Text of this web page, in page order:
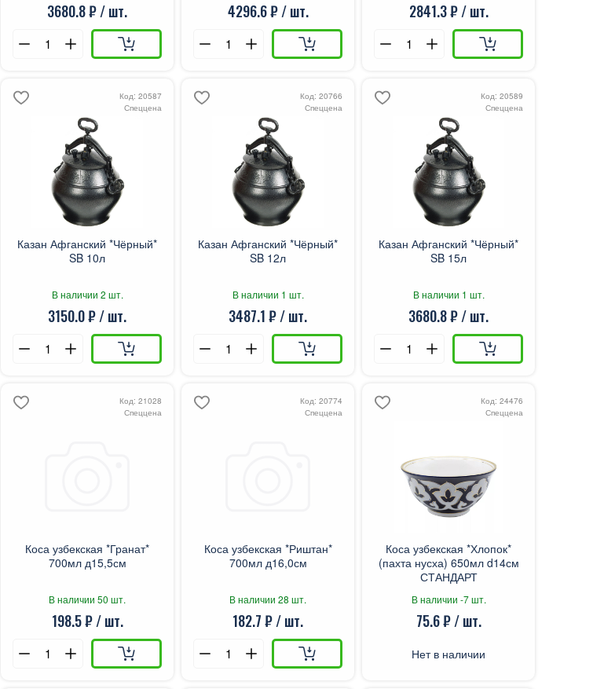
3680.8 ₽ / шт. 4296.6 ₽ / шт. 2841.3 ₽ / шт.
Код: 20587
Спеццена
Казан Афганский *Чёрный*
SB 10л
В наличии 2 шт.
3150.0 ₽ / шт.
Код: 20766
Спеццена
Казан Афганский *Чёрный*
SB 12л
В наличии 1 шт.
3487.1 ₽ / шт.
Код: 20589
Спеццена
Казан Афганский *Чёрный*
SB 15л
В наличии 1 шт.
3680.8 ₽ / шт.
Код: 21028
Спеццена
Коса узбекская *Гранат*
700мл д15,5см
В наличии 50 шт.
198.5 ₽ / шт.
Код: 20774
Спеццена
Коса узбекская *Риштан*
700мл д16,0см
В наличии 28 шт.
182.7 ₽ / шт.
Код: 24476
Спеццена
Коса узбекская *Хлопок*
(пахта нусха) 650мл d14см
СТАНДАРТ
В наличии -7 шт.
75.6 ₽ / шт.
Нет в наличии